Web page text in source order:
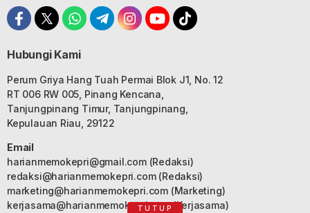
Hubungi Kami
Perum Griya Hang Tuah Permai Blok J1, No. 12
RT 006 RW 005, Pinang Kencana,
Tanjungpinang Timur, Tanjungpinang,
Kepulauan Riau, 29122
Email
harianmemokepri@gmail.com(Redaksi)
redaksi@harianmemokepri.com(Redaksi)
marketing@harianmemokepri.com(Marketing)
kerjasama@harianmemokepri.com(Kerjasama)
TUTUP